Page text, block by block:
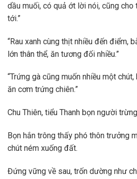
dầu muối, có quả ớt lời nói, cũng cho
tới.”
“Rau xanh cùng thịt nhiều đến điểm,
lớn thân thể, ăn tương đối nhiều.”
“Trứng gà cũng muốn nhiều một
ăn cơm trứng chiên.”
Chu Thiên, tiểu Thanh bọn người
Bọn hắn trông thấy phó thôn trưởng
chút ném xuống đất.
Đứng vững về sau, trốn dường như